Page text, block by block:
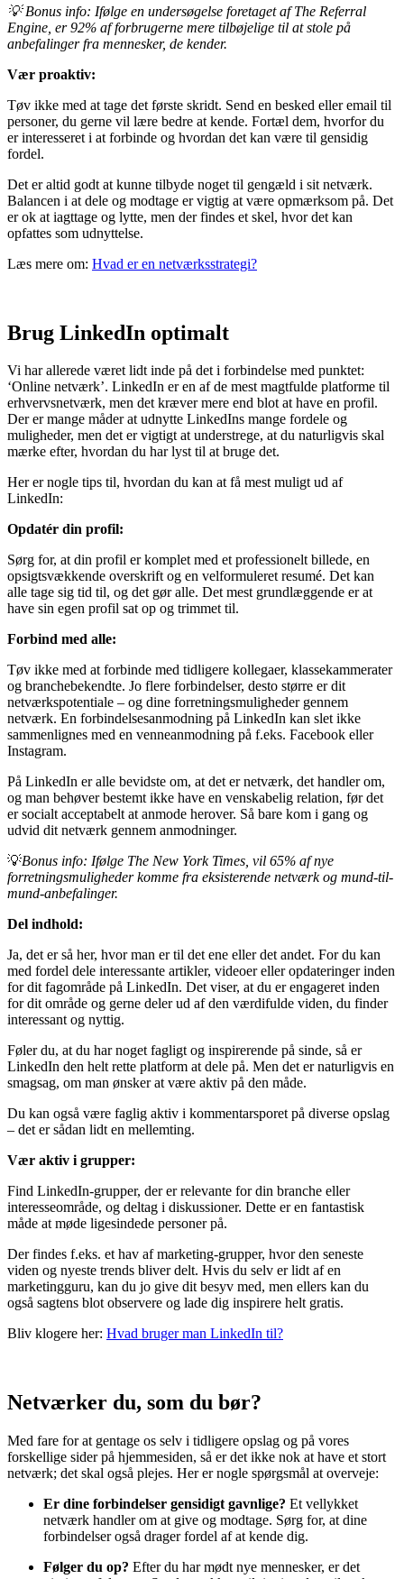
💡 Bonus info: Ifølge en undersøgelse foretaget af The Referral
Engine, er 92% af forbrugerne mere tilbøjelige til at stole på
anbefalinger fra mennesker, de kender.
Vær proaktiv:
Tøv ikke med at tage det første skridt. Send en besked eller email til
personer, du gerne vil lære bedre at kende. Fortæl dem, hvorfor du
er interesseret i at forbinde og hvordan det kan være til gensidig
fordel.
Det er altid godt at kunne tilbyde noget til gengæld i sit netværk.
Balancen i at dele og modtage er vigtig at være opmærksom på. Det
er ok at iagttage og lytte, men der findes et skel, hvor det kan
opfattes som udnyttelse.
Læs mere om: Hvad er en netværksstrategi?
Brug LinkedIn optimalt
Vi har allerede været lidt inde på det i forbindelse med punktet:
‘Online netværk’. LinkedIn er en af de mest magtfulde platforme til
erhvervsnetværk, men det kræver mere end blot at have en profil.
Der er mange måder at udnytte LinkedIns mange fordele og
muligheder, men det er vigtigt at understrege, at du naturligvis skal
mærke efter, hvordan du har lyst til at bruge det.
Her er nogle tips til, hvordan du kan at få mest muligt ud af
LinkedIn:
Opdatér din profil:
Sørg for, at din profil er komplet med et professionelt billede, en
opsigtsvækkende overskrift og en velformuleret resumé. Det kan
alle tage sig tid til, og det gør alle. Det mest grundlæggende er at
have sin egen profil sat op og trimmet til.
Forbind med alle:
Tøv ikke med at forbinde med tidligere kollegaer, klassekammerater
og branchebekendte. Jo flere forbindelser, desto større er dit
netværkspotentiale – og dine forretningsmuligheder gennem
netværk. En forbindelsesanmodning på LinkedIn kan slet ikke
sammenlignes med en venneanmodning på f.eks. Facebook eller
Instagram.
På LinkedIn er alle bevidste om, at det er netværk, det handler om,
og man behøver bestemt ikke have en venskabelig relation, før det
er socialt acceptabelt at anmode herover. Så bare kom i gang og
udvid dit netværk gennem anmodninger.
💡Bonus info: Ifølge The New York Times, vil 65% af nye
forretningsmuligheder komme fra eksisterende netværk og mund-til-
mund-anbefalinger.
Del indhold:
Ja, det er så her, hvor man er til det ene eller det andet. For du kan
med fordel dele interessante artikler, videoer eller opdateringer inden
for dit fagområde på LinkedIn. Det viser, at du er engageret inden
for dit område og gerne deler ud af den værdifulde viden, du finder
interessant og nyttig.
Føler du, at du har noget fagligt og inspirerende på sinde, så er
LinkedIn den helt rette platform at dele på. Men det er naturligvis en
smagsag, om man ønsker at være aktiv på den måde.
Du kan også være faglig aktiv i kommentarsporet på diverse opslag
– det er sådan lidt en mellemting.
Vær aktiv i grupper:
Find LinkedIn-grupper, der er relevante for din branche eller
interesseområde, og deltag i diskussioner. Dette er en fantastisk
måde at møde ligesindede personer på.
Der findes f.eks. et hav af marketing-grupper, hvor den seneste
viden og nyeste trends bliver delt. Hvis du selv er lidt af en
marketingguru, kan du jo give dit besyv med, men ellers kan du
også sagtens blot observere og lade dig inspirere helt gratis.
Bliv klogere her: Hvad bruger man LinkedIn til?
Netværker du, som du bør?
Med fare for at gentage os selv i tidligere opslag og på vores
forskellige sider på hjemmesiden, så er det ikke nok at have et stort
netværk; det skal også plejes. Her er nogle spørgsmål at overveje:
Er dine forbindelser gensidigt gavnlige? Et vellykket
netværk handler om at give og modtage. Sørg for, at dine
forbindelser også drager fordel af at kende dig.
Følger du op? Efter du har mødt nye mennesker, er det